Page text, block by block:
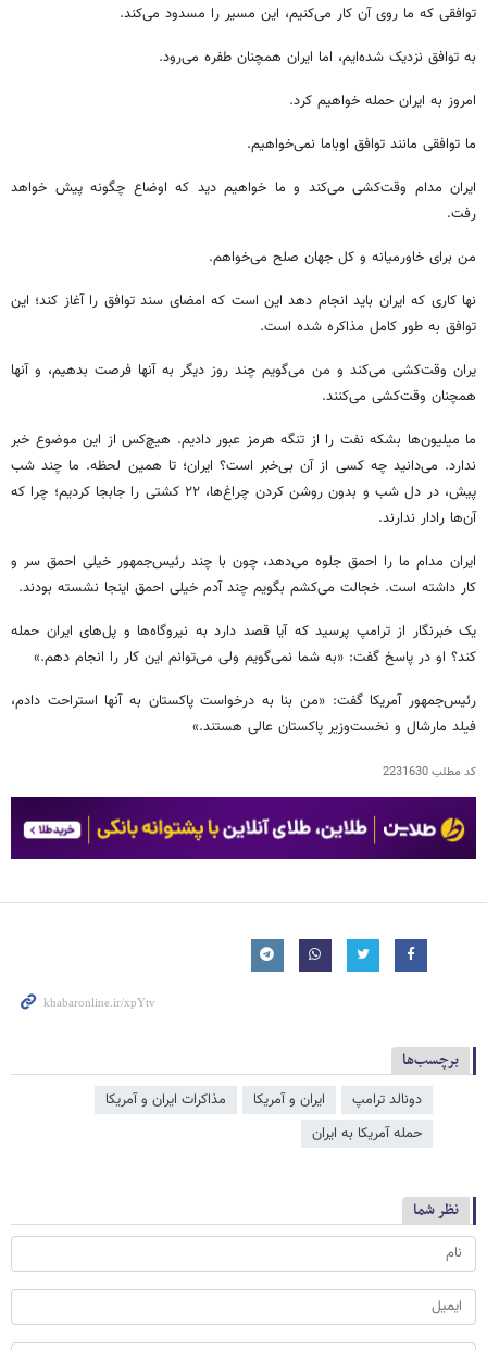
توافقی که ما روی آن کار می‌کنیم، این مسیر را مسدود می‌کند.
به توافق نزدیک شده‌ایم، اما ایران همچنان طفره می‌رود.
امروز به ایران حمله خواهیم کرد.
ما توافقی مانند توافق اوباما نمی‌خواهیم.
ایران مدام وقت‌کشی می‌کند و ما خواهیم دید که اوضاع چگونه پیش خواهد
رفت.
من برای خاورمیانه و کل جهان صلح می‌خواهم.
نها کاری که ایران باید انجام دهد این است که امضای سند توافق را آغاز کند؛ این
توافق به طور کامل مذاکره شده است.
یران وقت‌کشی می‌کند و من می‌گویم چند روز دیگر به آنها فرصت بدهیم، و آنها
همچنان وقت‌کشی می‌کنند.
ما میلیون‌ها بشکه نفت را از تنگه هرمز عبور دادیم. هیچ‌کس از این موضوع خبر
ندارد. می‌دانید چه کسی از آن بی‌خبر است؟ ایران؛ تا همین لحظه. ما چند شب
پیش، در دل شب و بدون روشن کردن چراغ‌ها، ۲۲ کشتی را جابجا کردیم؛ چرا که
آن‌ها رادار ندارند.
ایران مدام ما را احمق جلوه می‌دهد، چون با چند رئیس‌جمهور خیلی احمق سر و
کار داشته است. خجالت می‌کشم بگویم چند آدم خیلی احمق اینجا نشسته بودند.
یک خبرنگار از ترامپ پرسید که آیا قصد دارد به نیروگاه‌ها و پل‌های ایران حمله
کند؟ او در پاسخ گفت: «به شما نمی‌گویم ولی می‌توانم این کار را انجام دهم.»
رئیس‌جمهور آمریکا گفت: «من بنا به درخواست پاکستان به آنها استراحت دادم،
فیلد مارشال و نخست‌وزیر پاکستان عالی هستند.»
کد مطلب2231630
برچسب‌ها
دونالد ترامپ ایران و آمریکا
مذاکرات ایران و آمریکا
حمله آمریکا به ایران
نظر شما